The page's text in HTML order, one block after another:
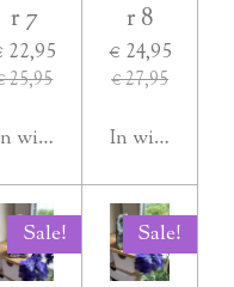
r 7
22,95
25,95
winkelwagen
r 8
€ 24,95
€ 27,95
In
Sale! Sale!